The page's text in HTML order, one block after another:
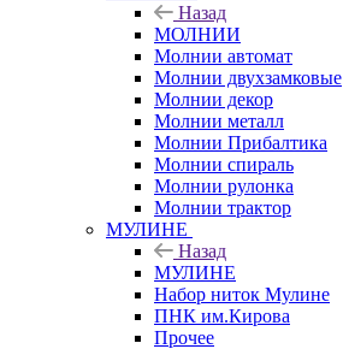
Назад
МОЛНИИ
Молнии автомат
Молнии двухзамковые
Молнии декор
Молнии металл
Молнии Прибалтика
Молнии спираль
Молнии рулонка
Молнии трактор
МУЛИНЕ
Назад
МУЛИНЕ
Набор ниток Мулине
ПНК им.Кирова
Прочее